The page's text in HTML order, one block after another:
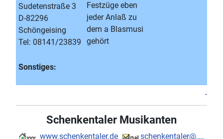
Festzüge eben
jeder Anlaß zu
dem a Blasmusi
gehört
Sudetenstraße 3
D-82296
Schöngeising
Tel: 08141/23839
Sonstiges:
Schenkentaler Musikanten
www.schenkentaler.de schenkentaler@....